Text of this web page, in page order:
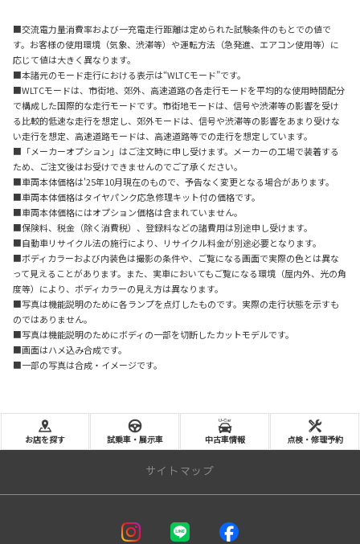
■交流電力量消費率および一充電走行距離は定められた試験条件のもとでの値で
す。お客様の使用環境（気象、渋滞等）や運転方法（急発進、エアコン使用等）に
応じて値は大きく異なります。
■本諸元のモード走行における表示は“WLTCモード”です。
■WLTCモードは、市街地、郊外、高速道路の各走行モードを平均的な使用時間配分
で構成した国際的な走行モードです。市街地モードは、信号や渋滞等の影響を受け
る比較的低速な走行を想定し、郊外モードは、信号や渋滞等の影響をあまり受けな
い走行を想定、高速道路モードは、高速道路等での走行を想定しています。
■「メーカーオプション」はご注文時に申し受けます。メーカーの工場で装着する
ため、ご注文後はお受けできませんのでご了承ください。
■車両本体価格は'25年10月現在のもので、予告なく変更となる場合があります。
■車両本体価格はタイヤパンク応急修理キット付の価格です。
■車両本体価格にはオプション価格は含まれていません。
■保険料、税金（除く消費税）、登録料などの諸費用は別途申し受けます。
■自動車リサイクル法の施行により、リサイクル料金が別途必要となります。
■ボディカラーおよび内装色は撮影の条件や、ご覧になる画面で実際の色とは異な
って見えることがあります。また、実車においてもご覧になる環境（屋内外、光の角
度等）により、ボディカラーの見え方は異なります。
■写真は機能説明のために各ランプを点灯したものです。実際の走行状態を示すも
のではありません。
■写真は機能説明のためにボディの一部を切断したカットモデルです。
■画面はハメ込み合成です。
■一部の写真は合成・イメージです。
お店を探す 試乗車・展示車 中古車情報 点検・修理予約
サイトマップ